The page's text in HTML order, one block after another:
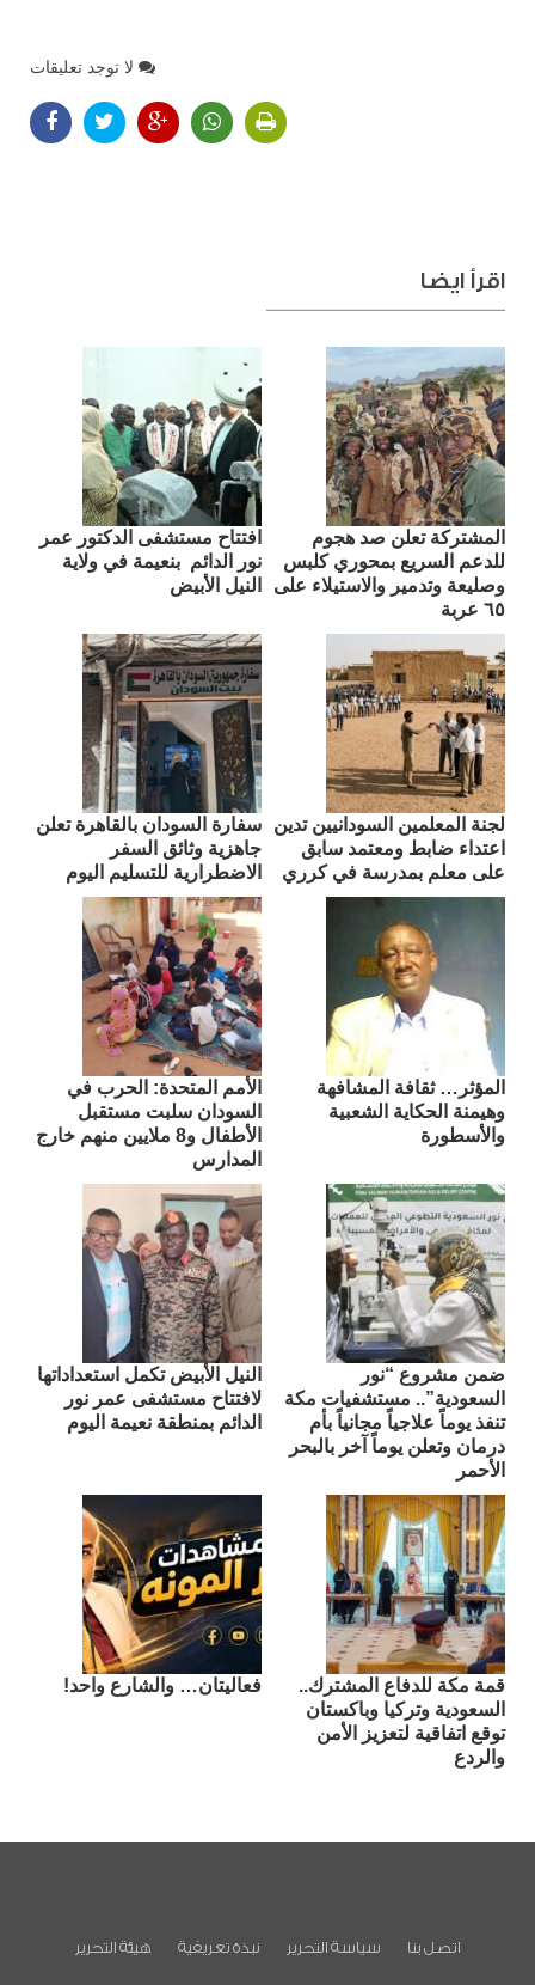
لا توجد تعليقات
اقرأ ايضا
المشتركة تعلن صد هجوم
للدعم السريع بمحوري كلبس
وصليعة وتدمير والاستيلاء على
٦٥ عربة
افتتاح مستشفى الدكتور عمر
نور الدائم بنعيمة في ولاية
النيل الأبيض
لجنة المعلمين السودانيين تدين
اعتداء ضابط ومعتمد سابق
على معلم بمدرسة في كرري
سفارة السودان بالقاهرة تعلن
جاهزية وثائق السفر
الاضطرارية للتسليم اليوم
المؤثر… ثقافة المشافهة
وهيمنة الحكاية الشعبية
والأسطورة
الأمم المتحدة: الحرب في
السودان سلبت مستقبل
الأطفال و8 ملايين منهم خارج
المدارس
ضمن مشروع “نور
السعودية”.. مستشفيات مكة
تنفذ يوماً علاجياً مجانياً بأم
درمان وتعلن يوماً آخر بالبحر
الأحمر
النيل الأبيض تكمل استعداداتها
لافتتاح مستشفى عمر نور
الدائم بمنطقة نعيمة اليوم
قمة مكة للدفاع المشترك..
السعودية وتركيا وباكستان
توقع اتفاقية لتعزيز الأمن
والردع
فعاليتان… والشارع واحد!
اتصل بنا سياسة التحرير نبذة تعريفية هيئة التحرير